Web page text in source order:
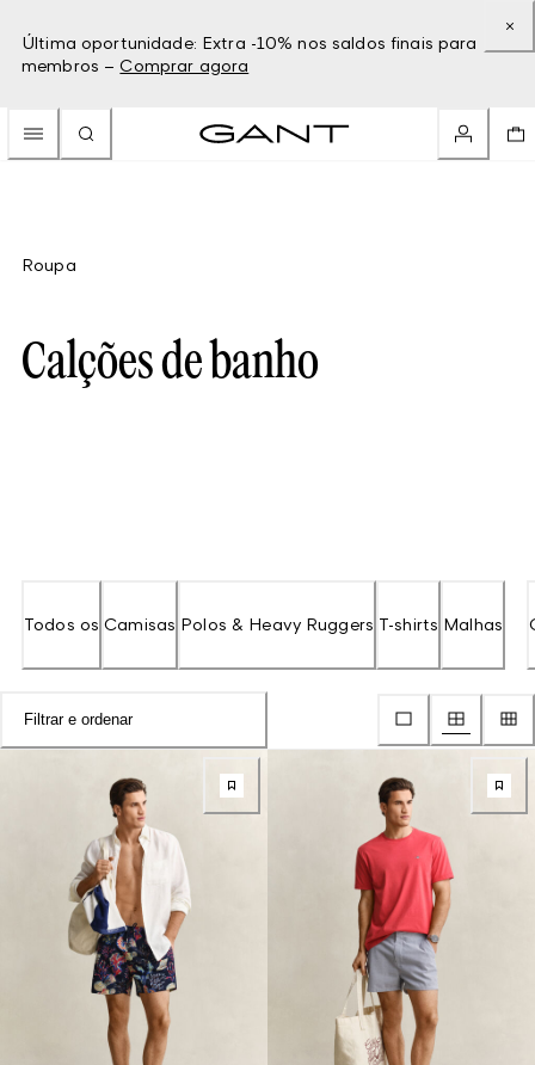
Última oportunidade: Extra -10% nos saldos finais para
membros – Comprar agora
Roupa
Calções de banho
Todos os Camisas Polos & Heavy Ruggers T-shirts Malhas
Filtrar e ordenar